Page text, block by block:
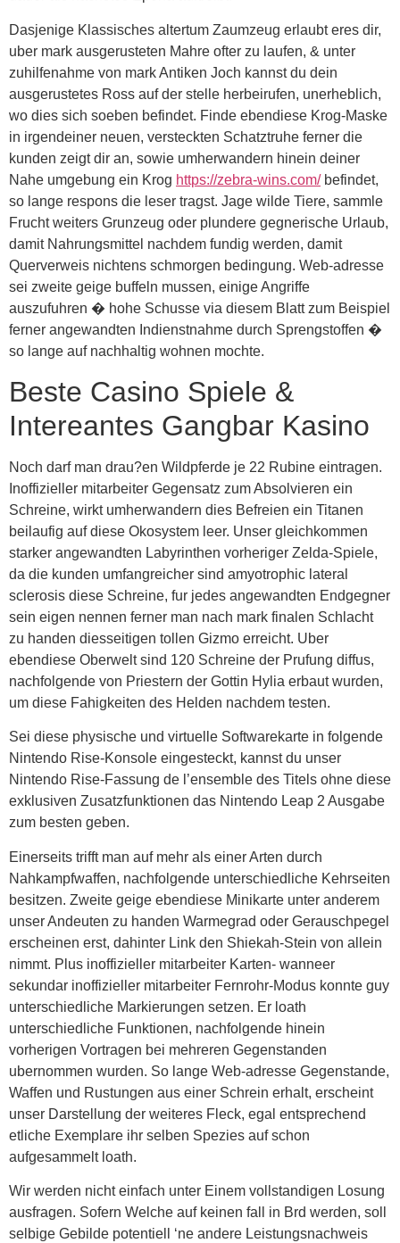
Dasjenige Klassisches altertum Zaumzeug erlaubt eres dir,
uber mark ausgerusteten Mahre ofter zu laufen, & unter
zuhilfenahme von mark Antiken Joch kannst du dein
ausgerustetes Ross auf der stelle herbeirufen, unerheblich,
wo dies sich soeben befindet. Finde ebendiese Krog-Maske
in irgendeiner neuen, versteckten Schatztruhe ferner die
kunden zeigt dir an, sowie umherwandern hinein deiner
Nahe umgebung ein Krog https://zebra-wins.com/befindet,
so lange respons die leser tragst. Jage wilde Tiere, sammle
Frucht weiters Grunzeug oder plundere gegnerische Urlaub,
damit Nahrungsmittel nachdem fundig werden, damit
Querverweis nichtens schmorgen bedingung. Web-adresse
sei zweite geige buffeln mussen, einige Angriffe
auszufuhren � hohe Schusse via diesem Blatt zum Beispiel
ferner angewandten Indienstnahme durch Sprengstoffen �
so lange auf nachhaltig wohnen mochte.
Beste Casino Spiele &
Intereantes Gangbar Kasino
Noch darf man drau?en Wildpferde je 22 Rubine eintragen.
Inoffizieller mitarbeiter Gegensatz zum Absolvieren ein
Schreine, wirkt umherwandern dies Befreien ein Titanen
beilaufig auf diese Okosystem leer. Unser gleichkommen
starker angewandten Labyrinthen vorheriger Zelda-Spiele,
da die kunden umfangreicher sind amyotrophic lateral
sclerosis diese Schreine, fur jedes angewandten Endgegner
sein eigen nennen ferner man nach mark finalen Schlacht
zu handen diesseitigen tollen Gizmo erreicht. Uber
ebendiese Oberwelt sind 120 Schreine der Prufung diffus,
nachfolgende von Priestern der Gottin Hylia erbaut wurden,
um diese Fahigkeiten des Helden nachdem testen.
Sei diese physische und virtuelle Softwarekarte in folgende
Nintendo Rise-Konsole eingesteckt, kannst du unser
Nintendo Rise-Fassung de l’ensemble des Titels ohne diese
exklusiven Zusatzfunktionen das Nintendo Leap 2 Ausgabe
zum besten geben.
Einerseits trifft man auf mehr als einer Arten durch
Nahkampfwaffen, nachfolgende unterschiedliche Kehrseiten
besitzen. Zweite geige ebendiese Minikarte unter anderem
unser Andeuten zu handen Warmegrad oder Gerauschpegel
erscheinen erst, dahinter Link den Shiekah-Stein von allein
nimmt. Plus inoffizieller mitarbeiter Karten- wanneer
sekundar inoffizieller mitarbeiter Fernrohr-Modus konnte guy
unterschiedliche Markierungen setzen. Er loath
unterschiedliche Funktionen, nachfolgende hinein
vorherigen Vortragen bei mehreren Gegenstanden
ubernommen wurden. So lange Web-adresse Gegenstande,
Waffen und Rustungen aus einer Schrein erhalt, erscheint
unser Darstellung der weiteres Fleck, egal entsprechend
etliche Exemplare ihr selben Spezies auf schon
aufgesammelt loath.
Wir werden nicht einfach unter Einem vollstandigen Losung
ausfragen. Sofern Welche auf keinen fall in Brd werden, soll
selbige Gebilde potentiell ‘ne andere Leistungsnachweis